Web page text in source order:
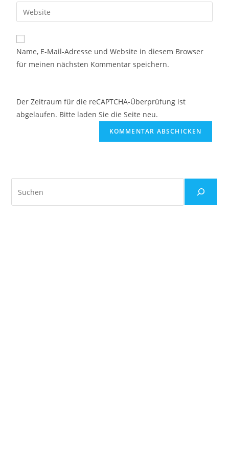
Name, E-Mail-Adresse und Website in diesem Browser
für meinen nächsten Kommentar speichern.
Der Zeitraum für die reCAPTCHA-Überprüfung ist
abgelaufen. Bitte laden Sie die Seite neu.